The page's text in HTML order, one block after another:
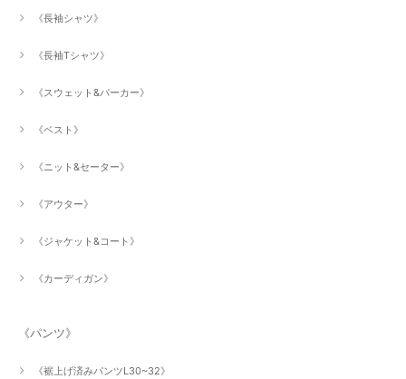
《長袖シャツ》
《長袖Tシャツ》
《スウェット&パーカー》
《ベスト》
《ニット&セーター》
《アウター》
《ジャケット&コート》
《カーディガン》
《パンツ》
《裾上げ済みパンツL30~32》